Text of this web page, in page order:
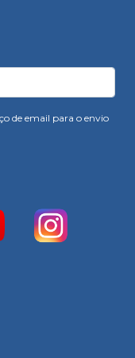
de email para o envio